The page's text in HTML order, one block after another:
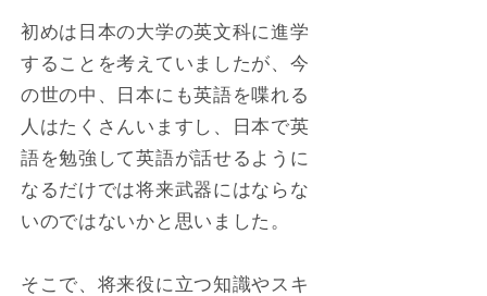
初めは日本の大学の英文科に進学
することを考えていましたが、今
の世の中、日本にも英語を喋れる
人はたくさんいますし、日本で英
語を勉強して英語が話せるように
なるだけでは将来武器にはならな
いのではないかと思いました。
そこで、将来役に立つ知識やスキ